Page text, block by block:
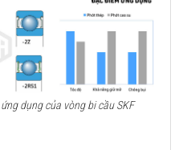
dụng của vòng bi cầu SKF